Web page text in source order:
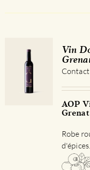
Vin
AOP
Grenat
Robe
d'épices.